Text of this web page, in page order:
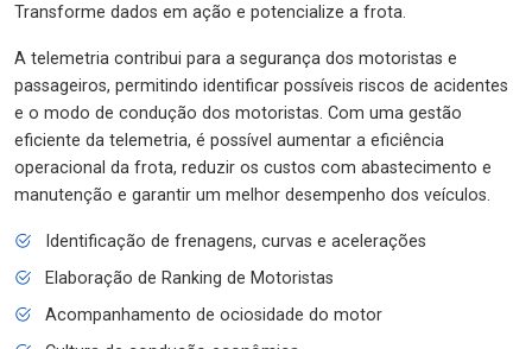
Transforme dados em ação e potencialize a frota.
A telemetria contribui para a segurança dos motoristas e
passageiros, permitindo identificar possíveis riscos de acidentes
e o modo de condução dos motoristas. Com uma gestão
eficiente da telemetria, é possível aumentar a eficiência
operacional da frota, reduzir os custos com abastecimento e
manutenção e garantir um melhor desempenho dos veículos.
Identificação de frenagens, curvas e acelerações
Elaboração de Ranking de Motoristas
Acompanhamento de ociosidade do motor